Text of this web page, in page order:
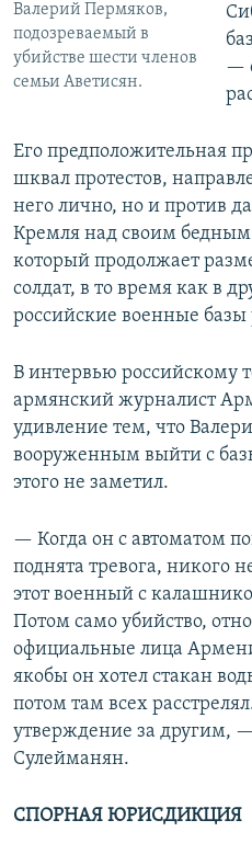
Валерий Пермяков,
подозреваемый в
убийстве шести членов
семьи Аветисян.
—
Его предположительная
шквал протестов,
него лично, но и против
Кремля над своим
который продолжает
солдат, в то время как в
российские военные
В интервью российскому
армянский журналист
удивление тем, что
вооруженным выйти с
этого не заметил.
— Когда он с автоматом
поднята тревога, никого
этот военный с
Потом само убийство,
официальные лица
якобы он хотел стакан
потом там всех
утверждение за другим,
Сулейманян.
СПОРНАЯ ЮРИСДИКЦИЯ